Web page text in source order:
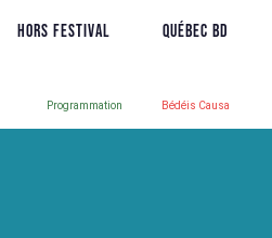
Hors Festival Québec BD
Programmation Bédéis Causa